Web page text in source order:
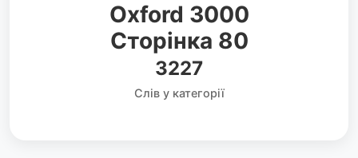
Oxford 3000
Сторінка 80
3227
Слів у категорії